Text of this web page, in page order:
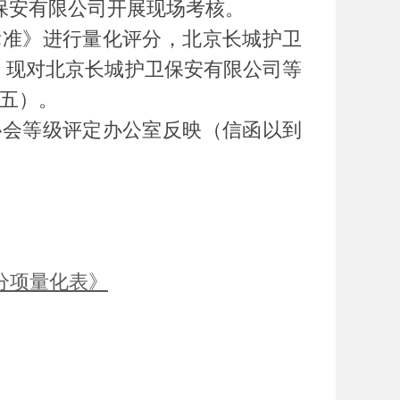
有限公司开展现场考核。
》进行量化评分，北京长城护卫
对北京长城护卫保安有限公司等
）。
等级评定办公室反映（信函以到
量化表》